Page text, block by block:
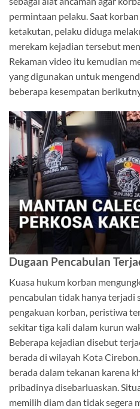
permintaan pelaku. Saat
ketakutan, pelaku diduga
merekam kejadian tersebut
Rekaman video itu kemudian
yang digunakan untuk
beberapa kesempatan
Dugaan Pencabulan
Kuasa hukum korban
pencabulan tidak hanya terjadi
pengakuan korban, peristiwa
sekitar tiga kali dalam kurun
Beberapa kejadian disebut
berada di wilayah Kota
berada dalam tekanan karena
pribadinya disebarluaskan.
memilih diam dan tidak segera